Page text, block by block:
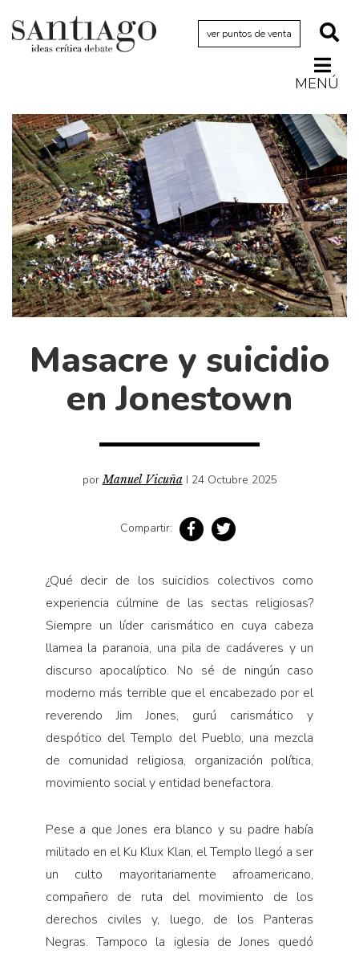
ver puntos de venta
MENÚ
Actualidad
Archivo Cenfoto-UDP
Arquetipos de situación
Artes visuales
Ciencia
Cine y televisión
Ciudad
Cómics
Cultura
Diccionario portátil de la literatura chilena
Documentos
Libros usados
Literatura
Medioambiente
Narrativas visuales
Pensamiento
Personaje
Personajes secundarios
Relecturas
Turismo accidental
Vidas paralelas
Voces y lecturas
Masacre y suicidio
en Jonestown
porManuel Vicuña I 24 Octubre 2025
Compartir:
¿Qué decir de los suicidios colectivos como
experiencia cúlmine de las sectas religiosas?
Siempre un líder carismático en cuya cabeza
llamea la paranoia, una pila de cadáveres y un
discurso apocalíptico. No sé de ningún caso
moderno más terrible que el encabezado por el
reverendo Jim Jones, gurú carismático y
despótico del Templo del Pueblo, una mezcla
de comunidad religiosa, organización política,
movimiento social y entidad benefactora.
Pese a que Jones era blanco y su padre había
militado en el Ku Klux Klan, el Templo llegó a ser
un culto mayoritariamente afroamericano,
compañero de ruta del movimiento de los
derechos civiles y, luego, de los Panteras
Negras. Tampoco la iglesia de Jones quedó